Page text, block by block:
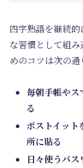
四字熟語を継続
な習慣として組
めのコツは次の通
毎朝手帳やス
る
ポストイッ
所に貼る
日々使うパ